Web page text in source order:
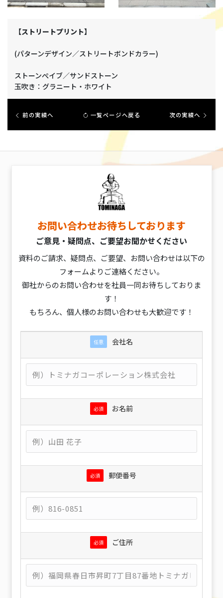
【ストリートプリント】
(パターンデザイン／ストリートボンドカラー)
ストーンぺイブ／サンドストーン
玉吹き：グラニート・ホワイト
前の実績へ 一覧ページへ戻る 次の実績へ
お問い合わせお待ちしております
ご意見・疑問点、ご要望お聞かせください
資料のご請求、疑問点、ご要望、お問い合わせは以下の
フォームよりご連絡ください。
御社からのお問い合わせを社員一同お待ちしておりま
す！
もちろん、個人様のお問い合わせも大歓迎です！
任意 会社名
必須 お名前
必須 郵便番号
必須 ご住所